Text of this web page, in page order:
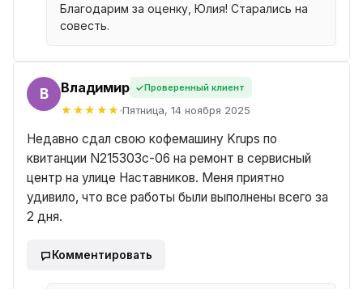
Благодарим за оценку, Юлия! Старались на
совесть.
Владимир Проверенный клиент
Пятница, 14 ноября 2025
Недавно сдал свою кофемашину Krups по
квитанции N215303c-06 на ремонт в сервисный
центр на улице Наставников. Меня приятно
удивило, что все работы были выполнены всего за
2 дня.
Комментировать